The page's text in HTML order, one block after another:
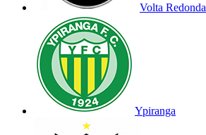
Volta Redonda
Ypiranga